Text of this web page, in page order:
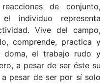
de conjunto,
individuo representa
Vive del campo,
comprende, practica y
el tra­bajo rudo y
a pesar de ser éste su
pesar de ser por sí solo